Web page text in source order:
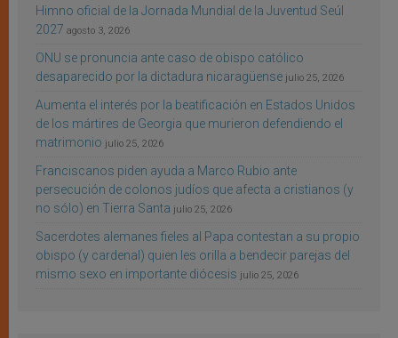
Himno oficial de la Jornada Mundial de la Juventud Seúl
2027 agosto 3, 2026
ONU se pronuncia ante caso de obispo católico
desaparecido por la dictadura nicaragüense julio 25, 2026
Aumenta el interés por la beatificación en Estados Unidos
de los mártires de Georgia que murieron defendiendo el
matrimonio julio 25, 2026
Franciscanos piden ayuda a Marco Rubio ante
persecución de colonos judíos que afecta a cristianos (y
no sólo) en Tierra Santa julio 25, 2026
Sacerdotes alemanes fieles al Papa contestan a su propio
obispo (y cardenal) quien les orilla a bendecir parejas del
mismo sexo en importante diócesis julio 25, 2026